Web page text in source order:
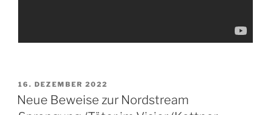
VERÖFFENTLICHT
AM
16. DEZEMBER 2022
Neue Beweise zur Nordstream